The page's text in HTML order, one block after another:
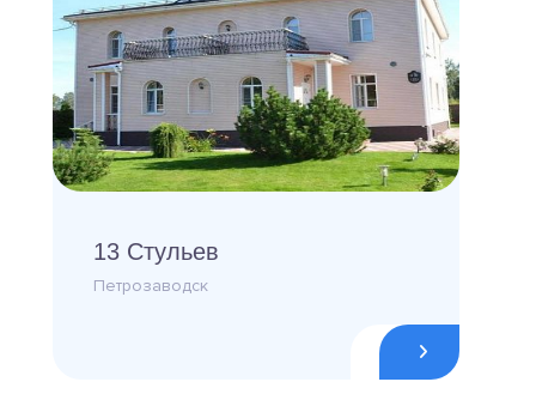
13 Стульев
Петрозаводск